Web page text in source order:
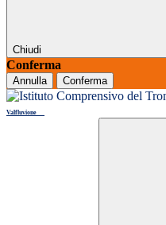
Chiudi
Conferma
Annulla Conferma
Valfluvione